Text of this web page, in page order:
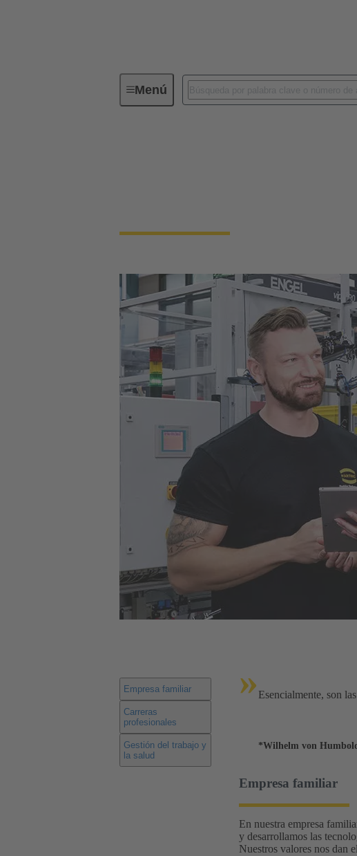
MenúNuestra responsabilidad
Empresa familiar
Carreras
profesionales
Gestión del trabajo y
la salud
» Esencialmente, son
*Wilhelm von
Empresa familiar
En nuestra empresa
y desarrollamos las
Nuestros valores nos dan